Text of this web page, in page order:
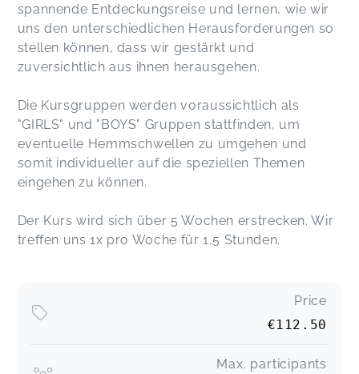
spannende Entdeckungsreise und lernen, wie wir
uns den unterschiedlichen Herausforderungen so
stellen können, dass wir gestärkt und
zuversichtlich aus ihnen herausgehen.
Die Kursgruppen werden voraussichtlich als
"GIRLS" und "BOYS" Gruppen stattfinden, um
eventuelle Hemmschwellen zu umgehen und
somit individueller auf die speziellen Themen
eingehen zu können.
Der Kurs wird sich über 5 Wochen erstrecken. Wir
treffen uns 1x pro Woche für 1,5 Stunden.
Price
€112.50
Max. participants